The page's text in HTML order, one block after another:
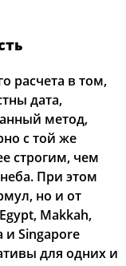
расчета в том,
дата,
метод,
с той же
строгим, чем
При этом
но и от
Makkah,
и Singapore
для одних и